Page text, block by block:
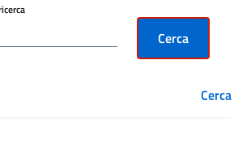
Cerca
Cerca